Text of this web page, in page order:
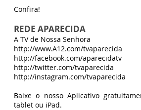
Confira!
REDE APARECIDA
A TV de Nossa Senhora
http://www.A12.com/tvaparecida
http://facebook.com/aparecidatv
http://twitter.com/tvaparecida
http://instagram.com/tvaparecida
Baixe o nosso Aplicativo
tablet ou iPad.